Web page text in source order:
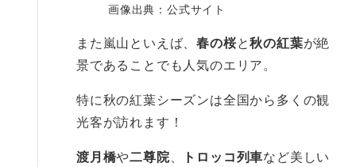
画像出典：公式サイト
また嵐山といえば、春の桜と秋の紅葉が絶
景であることでも人気のエリア。
特に秋の紅葉シーズンは全国から多くの観
光客が訪れます！
渡月橋や二尊院、 トロッコ列車など美しい